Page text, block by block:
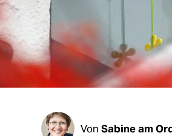
Von Sabine am